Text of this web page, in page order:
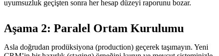
uyumsuzluk geçişten sonra her hesap düzeyi raporunu bozar.
Aşama 2: Paralel Ortam Kurulumu
Asla doğrudan prodüksiyona (production) geçerek taşımayın. Yeni